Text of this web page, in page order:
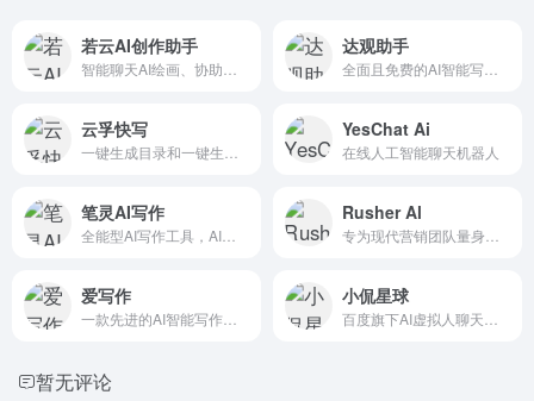
若云AI创作助手 达观助手
云孚快写 YesChat Ai
在线人工智能聊天机器人
笔灵AI写作 Rusher Al
爱写作 小侃星球
暂无评论